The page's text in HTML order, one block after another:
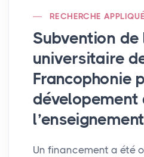
RECHERCHE
Subvention de
universitaire
Francophonie
dévelopement
Un financement a été